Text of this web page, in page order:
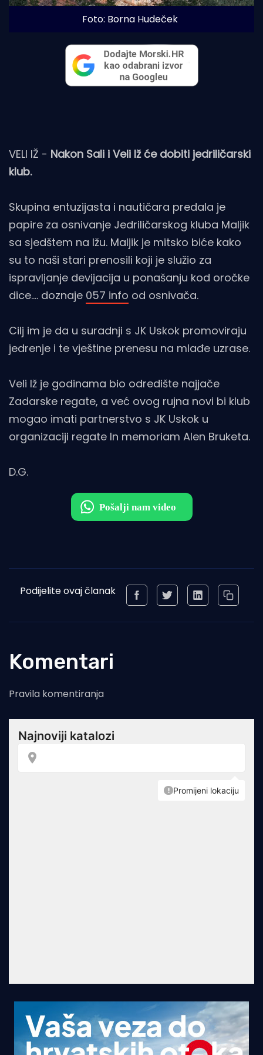
Foto: Borna Hudeček
VELI IŽ - Nakon Sali i Veli Iž će dobiti jedriličarski
klub.
Skupina entuzijasta i nautičara predala je
papire za osnivanje Jedriličarskog kluba Maljik
sa sjedštem na Ižu. Maljik je mitsko biće kako
su to naši stari prenosili koji je služio za
ispravljanje devijacija u ponašanju kod oročke
dice…. doznaje 057 info od osnivača.
Cilj im je da u suradnji s JK Uskok promoviraju
jedrenje i te vještine prenesu na mlađe uzrase.
Veli Iž je godinama bio odredište najjače
Zadarske regate, a već ovog rujna novi bi klub
mogao imati partnerstvo s JK Uskok u
organizaciji regate In memoriam Alen Bruketa.
D.G.
Podijelite ovaj članak
Komentari
Pravila komentiranja